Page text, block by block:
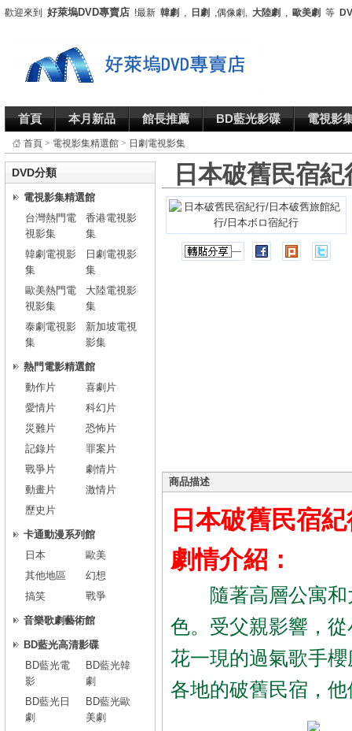
歡迎來到 好萊塢DVD專賣店 !最新 韓劇 , 日劇 ,偶像劇, 大陸劇 , 歐美劇 等
首頁 本月新品 館長推薦 BD藍光影碟 電視影
首頁 > 電視影集精選館 > 日劇電視影集
日本破舊民宿
商品描述
日本破舊民宿
劇情介紹：
隨著高層公寓和
色。受父親影響，
花一現的過氣歌手
各地的破舊民宿，
DVD分類
電視影集精選館
台灣熱門電
視影集
香港電視影
集
韓劇電視影
集
日劇電視影
集
歐美熱門電
視影集
大陸電視影
集
泰劇電視影
集
新加坡電視
影集
熱門電影精選館
動作片
喜劇片
愛情片
科幻片
災難片
恐怖片
記錄片
罪案片
戰爭片
劇情片
動畫片
激情片
歷史片
卡通動漫系列館
日本
歐美
其他地區
幻想
搞笑
戰爭
音樂歌劇藝術館
BD藍光高清影碟
BD藍光電
影
BD藍光韓
劇
BD藍光日
劇
BD藍光歐
美劇